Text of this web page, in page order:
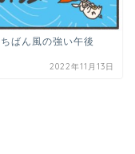
ばん風の強い午後
2022年11月13日